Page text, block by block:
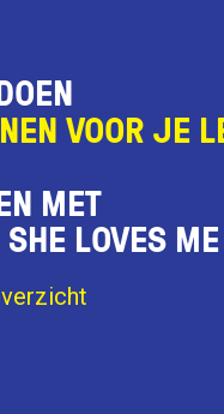
VOOR JE
MET
LOVES ME